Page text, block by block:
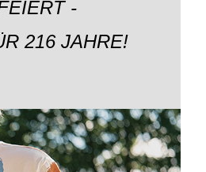
-
216 JAHRE!